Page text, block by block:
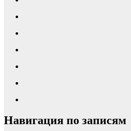
Навигация по записям